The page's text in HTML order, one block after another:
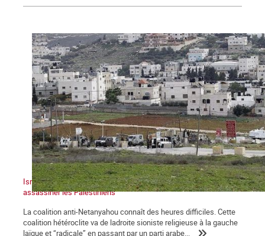
Israël : un gouvernement dans la tempête qui continue à
assassiner les Palestiniens
La coalition anti-Netanyahou connaît des heures difficiles. Cette
coalition hétéroclite va de ladroite sioniste religieuse à la gauche
laïque et “radicale” en passant par un parti arabe...